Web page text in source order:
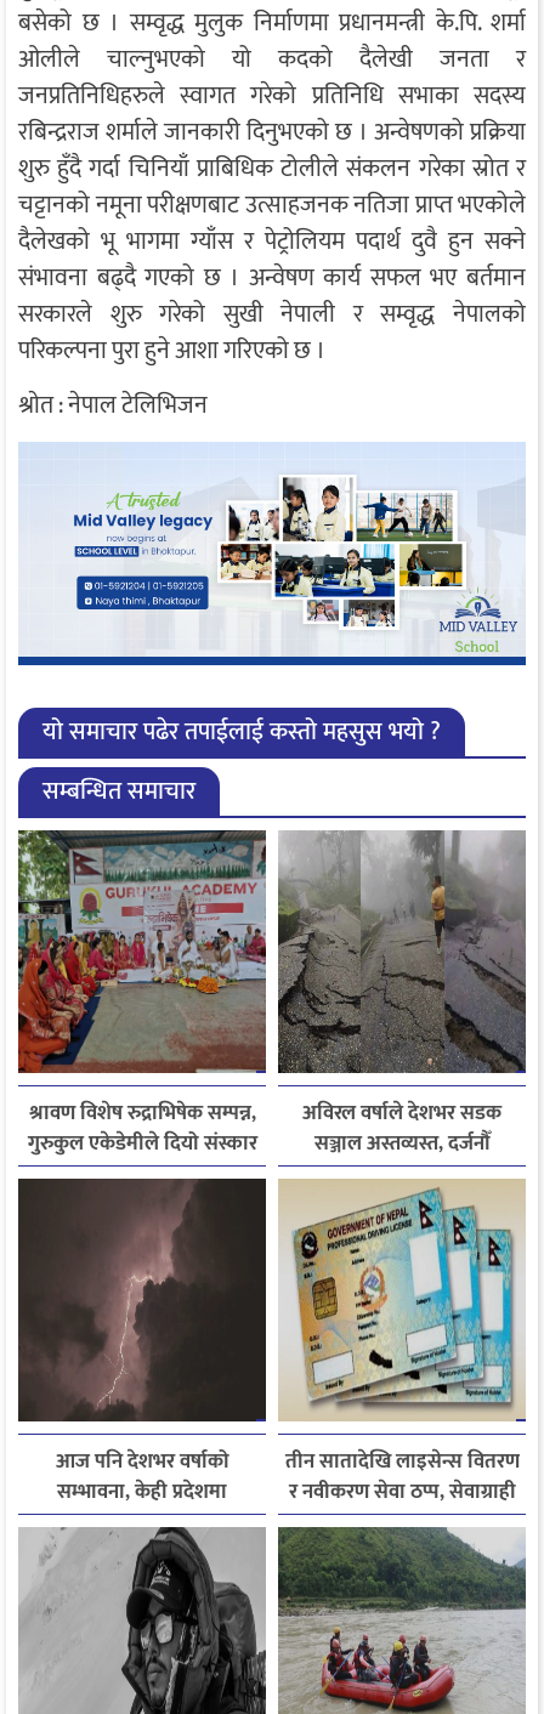
बसेको छ । सम्वृद्ध मुलुक निर्माणमा प्रधानमन्त्री के.पि. शर्मा
ओलीले चाल्नुभएको यो कदको दैलेखी जनता र
जनप्रतिनिधिहरुले स्वागत गरेको प्रतिनिधि सभाका सदस्य
रबिन्द्रराज शर्माले जानकारी दिनुभएको छ । अन्वेषणको प्रक्रिया
शुरु हुँदै गर्दा चिनियाँ प्राबिधिक टोलीले संकलन गरेका स्रोत र
चट्टानको नमूना परीक्षणबाट उत्साहजनक नतिजा प्राप्त भएकोले
दैलेखको भू भागमा ग्याँस र पेट्रोलियम पदार्थ दुवै हुन सक्ने
संभावना बढ्दै गएको छ । अन्वेषण कार्य सफल भए बर्तमान
सरकारले शुरु गरेको सुखी नेपाली र सम्वृद्ध नेपालको
परिकल्पना पुरा हुने आशा गरिएको छ ।
श्राेत : नेपाल टेलिभिजन
यो समाचार पढेर तपाईलाई कस्तो महसुस भयो ?
सम्बन्धित समाचार
श्रावण विशेष रुद्राभिषेक सम्पन्न,
गुरुकुल एकेडेमीले दियो संस्कार
र नैतिक शिक्षाको सन्देश
अविरल वर्षाले देशभर सडक
सञ्जाल अस्तव्यस्त, दर्जनौँ
राजमार्ग अवरुद्ध
आज पनि देशभर वर्षाको
सम्भावना, केही प्रदेशमा
भारीदेखि धेरै भारी वर्षा हुने
चेतावनी
तीन सातादेखि लाइसेन्स वितरण
र नवीकरण सेवा ठप्प, सेवाग्राही
सास्तीमा